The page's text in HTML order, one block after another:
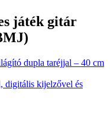
játék gitár
dupla taréjjal – 40 cm
digitális kijelzővel és